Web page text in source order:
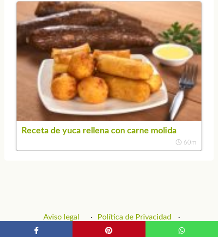
Receta de yuca rellena con carne molida
60m
Aviso legal
Política de Privacidad
Política de Cookies
Contacto y Publicidad